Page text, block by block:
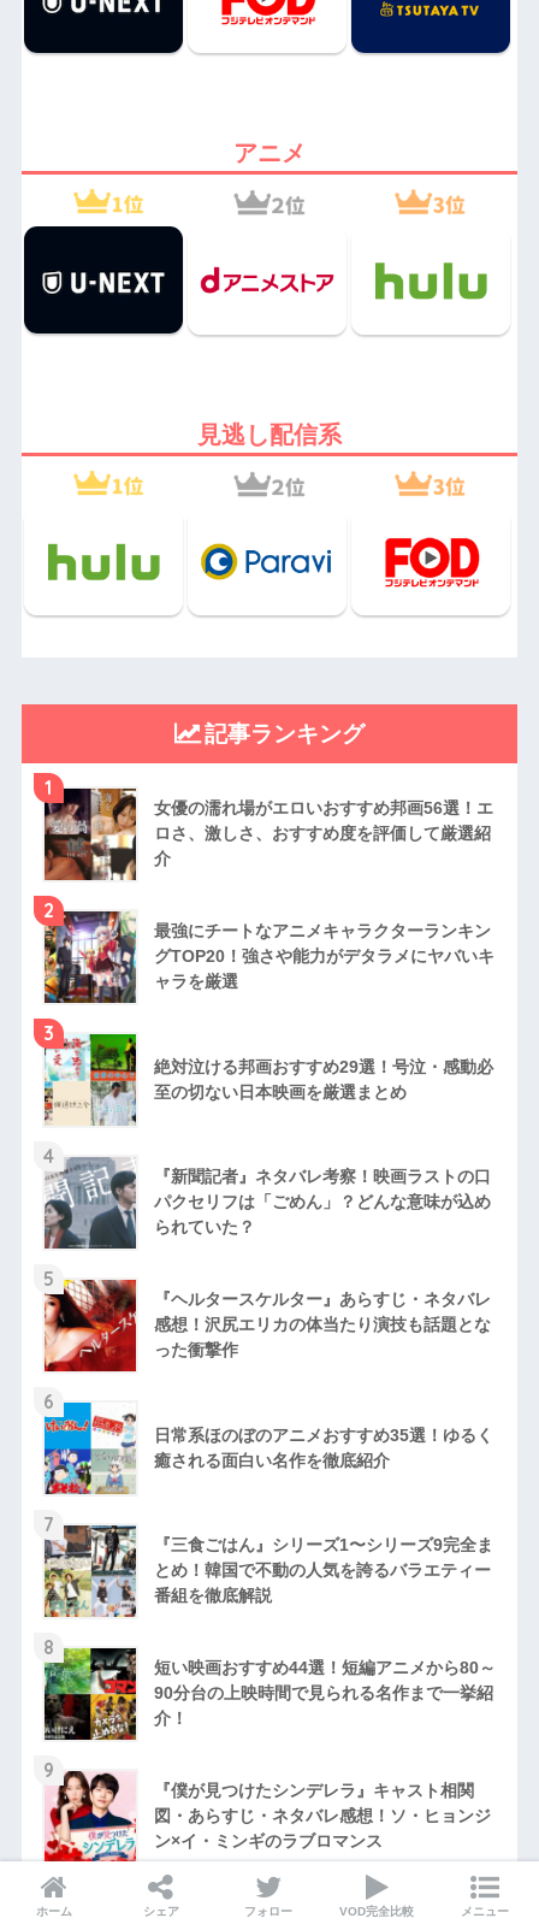
アニメ
見逃し配信系
記事ランキング
1
女優の濡れ場がエロいおすすめ邦画56選！エ
ロさ、激しさ、おすすめ度を評価して厳選紹
介
2
最強にチートなアニメキャラクターランキン
グTOP20！強さや能力がデタラメにヤバいキ
ャラを厳選
3
絶対泣ける邦画おすすめ29選！号泣・感動必
至の切ない日本映画を厳選まとめ
4
『新聞記者』ネタバレ考察！映画ラストの口
パクセリフは「ごめん」？どんな意味が込め
られていた？
5
『ヘルタースケルター』あらすじ・ネタバレ
感想！沢尻エリカの体当たり演技も話題とな
った衝撃作
6
日常系ほのぼのアニメおすすめ35選！ゆるく
癒される面白い名作を徹底紹介
7
『三食ごはん』シリーズ1〜シリーズ9完全ま
とめ！韓国で不動の人気を誇るバラエティー
番組を徹底解説
8
短い映画おすすめ44選！短編アニメから80～
90分台の上映時間で見られる名作まで一挙紹
介！
9
『僕が見つけたシンデレラ』キャスト相関
図・あらすじ・ネタバレ感想！ソ・ヒョンジ
ン×イ・ミンギのラブロマンス
10
『ミッドサマー』のグロさ・エロさをネタバ
ホーム シェア フォロー VOD完全比較 メニュー